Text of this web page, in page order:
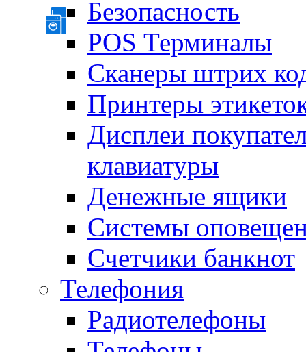
Безопасность
POS Терминалы
Сканеры штрих
Принтеры
Дисплеи
клавиатуры
Денежные ящики
Системы
Счетчики банкнот
Телефония
Радиотелефоны